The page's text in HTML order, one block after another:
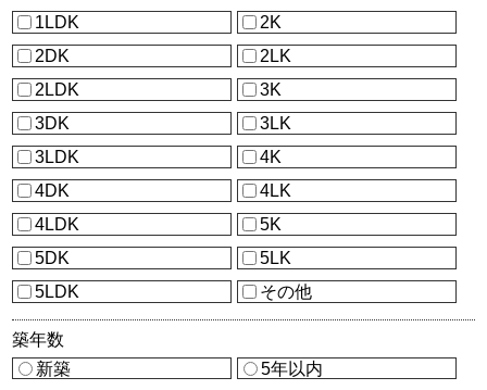
1LDK
2K
2DK
2LK
2LDK
3K
3DK
3LK
3LDK
4K
4DK
4LK
4LDK
5K
5DK
5LK
5LDK
その他
築年数
新築
5年以内